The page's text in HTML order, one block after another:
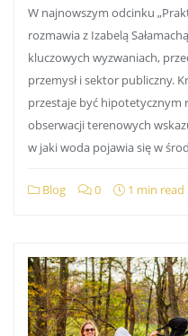
W najnowszym odcinku
rozmawia z Izabelą
kluczowych wyzwaniach,
przemysł i sektor publiczny.
przestaje być hipotetycznym
obserwacji terenowych
w jaki woda pojawia się w
Blog 0 1 min read